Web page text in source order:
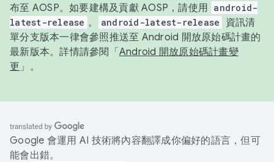
布至 AOSP。如要建構及貢獻 AOSP，請使用 android-
latest-release 。 android-latest-release
資訊清
單分支版本一律會參照推送至 Android 開放原始碼計畫的
最新版本。詳情請參閱「 Android 開放原始碼計畫變
更 」。
Google 會運用 AI 技術將內容翻譯成你偏好的語言，但可
能會出錯。